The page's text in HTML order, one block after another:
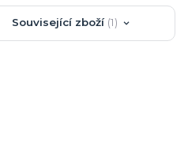
Související zboží 1